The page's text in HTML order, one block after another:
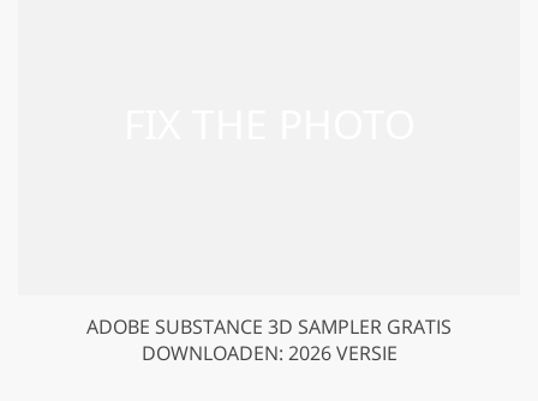
ADOBE SUBSTANCE 3D SAMPLER GRATIS
DOWNLOADEN: 2026 VERSIE